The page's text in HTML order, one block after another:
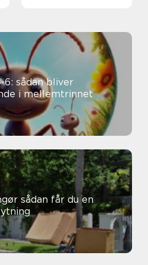
sådan bliver
i mellemtrinnet
du en